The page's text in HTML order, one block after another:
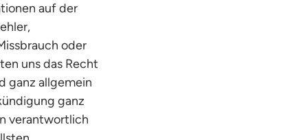
auf der
oder
uns das Recht
ganz allgemein
ganz
verantwortlich